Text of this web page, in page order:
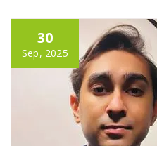
30
Sep, 2025